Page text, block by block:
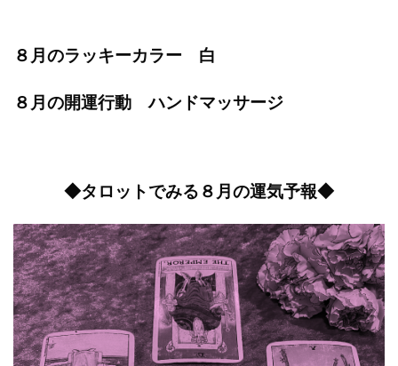
８月のラッキーカラー 白
８月の開運行動 ハンドマッサージ
◆タロットでみる８月の運気予報◆